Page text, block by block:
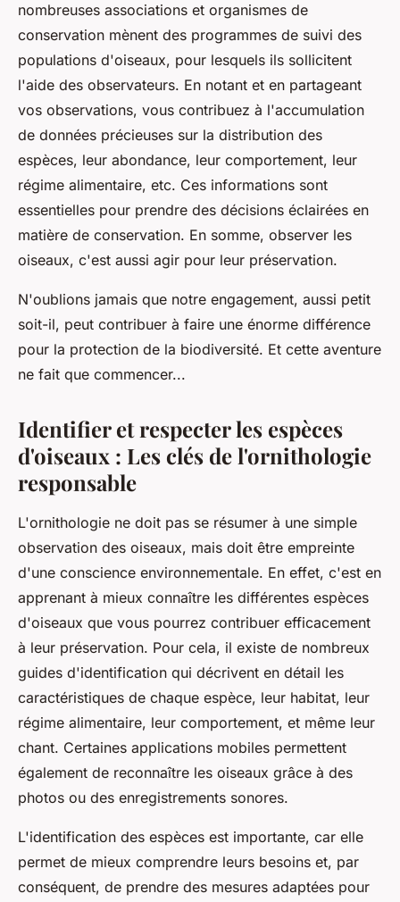
nombreuses associations et organismes de
conservation mènent des programmes de suivi des
populations d'oiseaux, pour lesquels ils sollicitent
l'aide des observateurs. En notant et en partageant
vos observations, vous contribuez à l'accumulation
de données précieuses sur la distribution des
espèces, leur abondance, leur comportement, leur
régime alimentaire, etc. Ces informations sont
essentielles pour prendre des décisions éclairées en
matière de conservation. En somme, observer les
oiseaux, c'est aussi agir pour leur préservation.
N'oublions jamais que notre engagement, aussi petit
soit-il, peut contribuer à faire une énorme différence
pour la protection de la biodiversité. Et cette aventure
ne fait que commencer...
Identifier et respecter les espèces
d'oiseaux : Les clés de l'ornithologie
responsable
L'ornithologie ne doit pas se résumer à une simple
observation des oiseaux, mais doit être empreinte
d'une conscience environnementale. En effet, c'est en
apprenant à mieux connaître les différentes espèces
d'oiseaux que vous pourrez contribuer efficacement
à leur préservation. Pour cela, il existe de nombreux
guides d'identification qui décrivent en détail les
caractéristiques de chaque espèce, leur habitat, leur
régime alimentaire, leur comportement, et même leur
chant. Certaines applications mobiles permettent
également de reconnaître les oiseaux grâce à des
photos ou des enregistrements sonores.
L'identification des espèces est importante, car elle
permet de mieux comprendre leurs besoins et, par
conséquent, de prendre des mesures adaptées pour